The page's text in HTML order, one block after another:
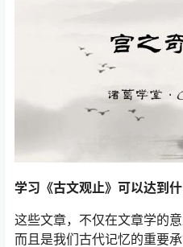
学习《古文观止》可以达到什
这些文章，不仅在文章学的
而且是我们古代记忆的重要